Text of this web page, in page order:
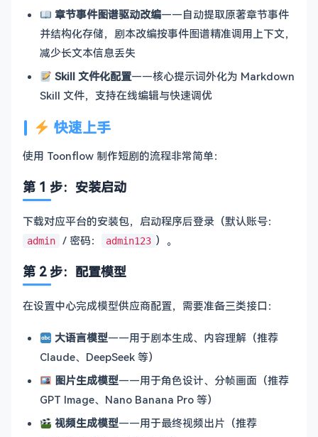
章节事件图谱驱动改编——自动提取原著章节事件
并结构化存储，剧本改编按事件图谱精准调用上下文，
减少长文本信息丢失
Skill 文件化配置——核心提示词外化为 Markdown
Skill 文件，支持在线编辑与快速调优
快速上手
使用 Toonflow 制作短剧的流程非常简单：
第 1 步：安装启动
下载对应平台的安装包，启动程序后登录（默认账号：
admin / 密码： admin123 ）。
第 2 步：配置模型
在设置中心完成模型供应商配置，需要准备三类接口：
大语言模型——用于剧本生成、内容理解（推荐
Claude、DeepSeek 等）
图片生成模型——用于角色设计、分帧画面（推荐
GPT Image、Nano Banana Pro 等）
视频生成模型——用于最终视频出片（推荐